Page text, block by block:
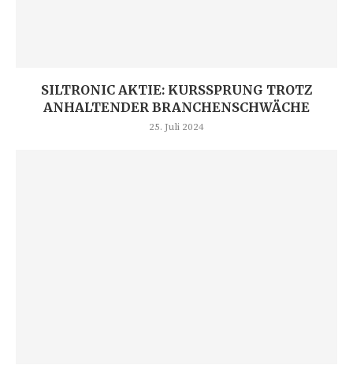
SILTRONIC AKTIE: KURSSPRUNG TROTZ
ANHALTENDER BRANCHENSCHWÄCHE
25. Juli 2024